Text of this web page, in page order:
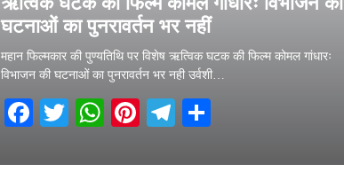
घटनाओं का पुनरावर्तन भर नहीं
महान फिल्मकार की पुण्यतिथि पर विशेष ऋत्विक घटक की फिल्म कोमल गांधारः
विभाजन की घटनाओं का पुनरावर्तन भर नही उर्वशी…
Facebook
TwitterWhatsApp
PinterestTelegram
6 February 2026